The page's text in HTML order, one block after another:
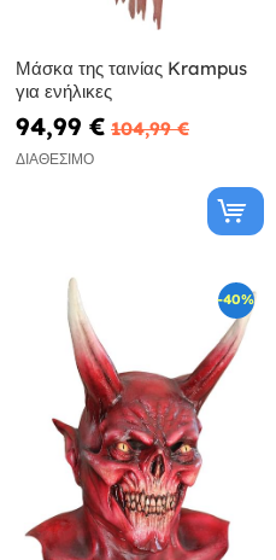
Μάσκα της ταινίας Krampus
για ενήλικες
94,99 € 104,99 €
ΔΙΑΘΈΣΙΜΟ
-40%